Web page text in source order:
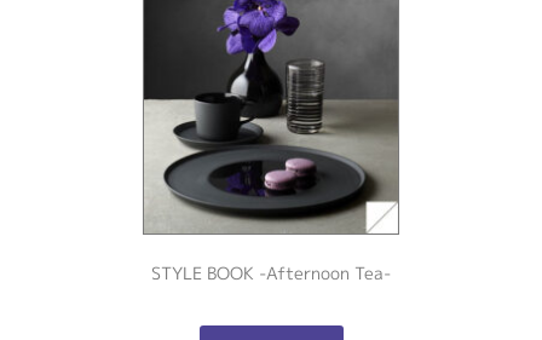
STYLE BOOK -Afternoon Tea-